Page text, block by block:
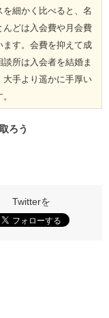
細かく比べると、名
どは入会費や月会費
す。会費を抑えて成
所は入会者を結婚ま
手より遥かに手厚い
ろう